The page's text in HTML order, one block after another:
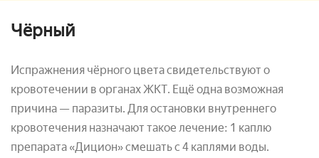
Чёрный
Испражнения чёрного цвета свидетельствуют о
кровотечении в органах ЖКТ. Ещё одна возможная
причина — паразиты. Для остановки внутреннего
кровотечения назначают такое лечение: 1 каплю
препарата «Дицион» смешать с 4 каплями воды.